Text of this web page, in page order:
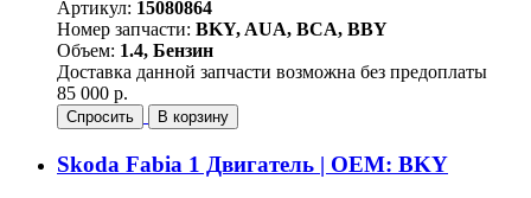
Артикул: 15080864
Номер запчасти: BKY, AUA, BCA, BBY
Объем: 1.4, Бензин
Доставка данной запчасти возможна без предоплаты
85 000 р.
Спросить В корзину
Skoda Fabia 1 Двигатель | OEM: BKY